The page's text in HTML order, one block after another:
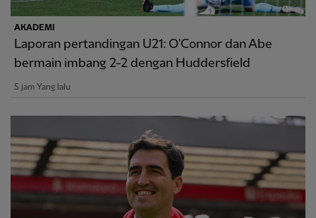
AKADEMI
Laporan pertandingan U21: O'Connor dan Abe
bermain imbang 2-2 dengan Huddersfield
5 jam Yang lalu